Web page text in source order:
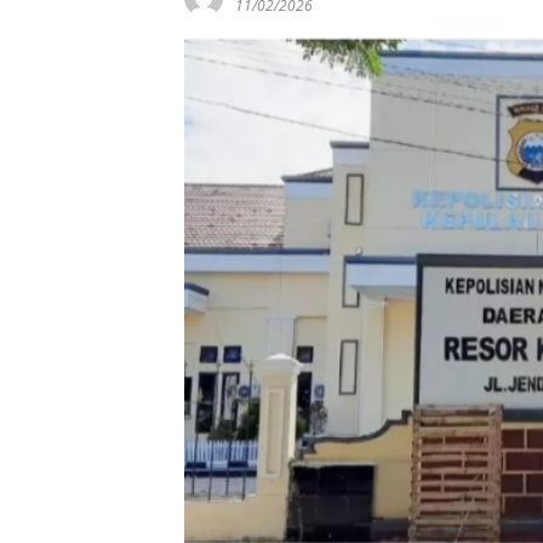
11/02/2026